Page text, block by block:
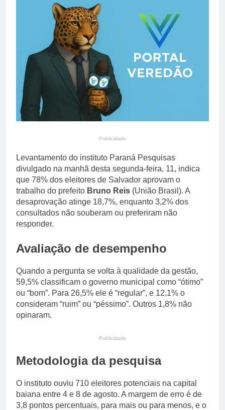
durante a entressafra
Prefeitura divulga
resultado preliminar da
degustação do 20º
Festival Gastronômico de
Taquaruçu
Publicidade
Levantamento do instituto Paraná Pesquisas
divulgado na manhã desta segunda-feira, 11, indica
que 78% dos eleitores de Salvador aprovam o
trabalho do prefeito Bruno Reis (União Brasil). A
desaprovação atinge 18,7%, enquanto 3,2% dos
consultados não souberam ou preferiram não
responder.
Avaliação de desempenho
Quando a pergunta se volta à qualidade da gestão,
59,5% classificam o governo municipal como “ótimo”
ou “bom”. Para 26,5% ele é “regular”, e 12,1% o
consideram “ruim” ou “péssimo”. Outros 1,8% não
opinaram.
Publicidade
Metodologia da pesquisa
O instituto ouviu 710 eleitores potenciais na capital
baiana entre 4 e 8 de agosto. A margem de erro é de
3,8 pontos percentuais, para mais ou para menos, e o